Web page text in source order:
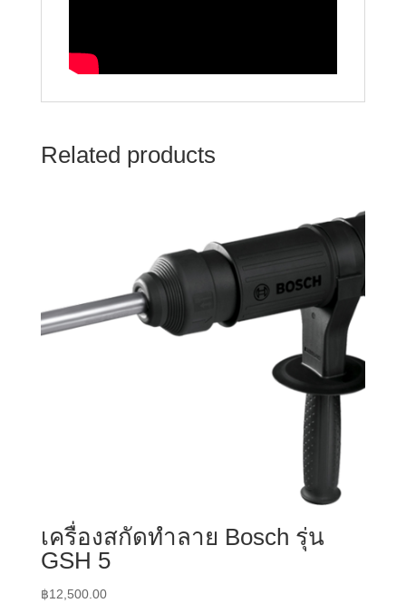
Related products
เครื่องสกัดทำลาย Bosch รุ่น
GSH 5
฿12,500.00